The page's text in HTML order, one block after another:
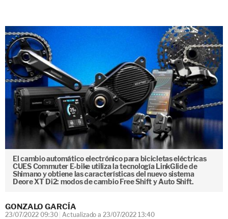
El cambio automático electrónico para bicicletas eléctricas
CUES Commuter E-bike utiliza la tecnología LinkGlide de
Shimano y obtiene las características del nuevo sistema
Deore XT Di2: modos de cambio Free Shift y Auto Shift.
GONZALO GARCÍA
23/07/2022 09:30 Actualizado a 23/07/2022 13:40